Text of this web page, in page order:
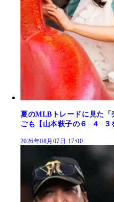
夏のMLBトレードに見た「
ごも【山本萩子の６−４−３
2026年08月07日 17:00